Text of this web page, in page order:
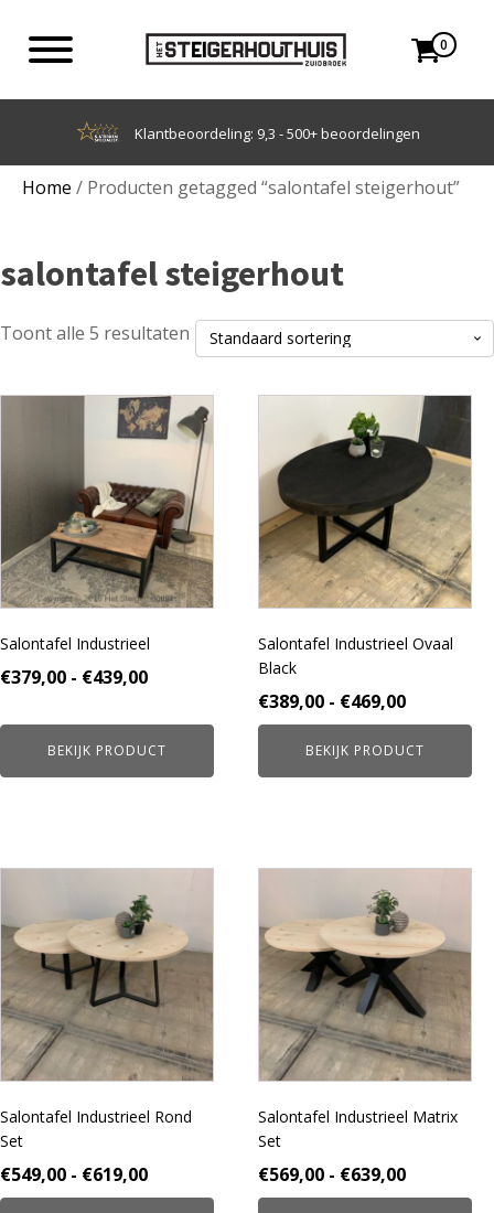
0
Achteraf betalen met Klarna
Home / Producten getagged “salontafel steigerhout”
salontafel steigerhout
Toont alle 5 resultaten
Salontafel Industrieel
€379,00 - €439,00Prijsklasse:
tot
€439,00
BEKIJK PRODUCT
meerdere
optie
kan
gekozen
op
de
Salontafel Industrieel Ovaal
Black
€389,00 - €469,00
€389,00
tot
€469,00
BEKIJK PRODUCT
heeft
meerdere
variaties.
Deze
optie
kan
gekozen
op
de
productpagina
Salontafel Industrieel Rond
Set
€549,00 - €619,00Prijsklasse:
€549,00
heeft
meerdere
variaties.
Deze
optie
kan
gekozen
op
de
productpagina
Salontafel Industrieel Matrix
Set
€569,00 - €639,00
€569,00
heeft
meerdere
variaties.
Deze
optie
kan
gekozen
op
de
productpagina